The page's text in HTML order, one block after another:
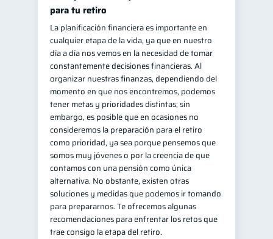
para tu retiro
La planificación financiera es importante en
cualquier etapa de la vida, ya que en nuestro
día a día nos vemos en la necesidad de tomar
constantemente decisiones financieras. Al
organizar nuestras finanzas, dependiendo del
momento en que nos encontremos, podemos
tener metas y prioridades distintas; sin
embargo, es posible que en ocasiones no
consideremos la preparación para el retiro
como prioridad, ya sea porque pensemos que
somos muy jóvenes o por la creencia de que
contamos con una pensión como única
alternativa. No obstante, existen otras
soluciones y medidas que podemos ir tomando
para prepararnos. Te ofrecemos algunas
recomendaciones para enfrentar los retos que
trae consigo la etapa del retiro.